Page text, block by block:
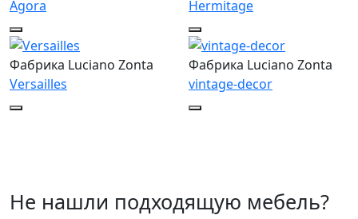
Agora
Hermitage
Фабрика Luciano Zonta
Versailles
Фабрика Luciano Zonta
vintage-decor
Не нашли подходящую мебель?